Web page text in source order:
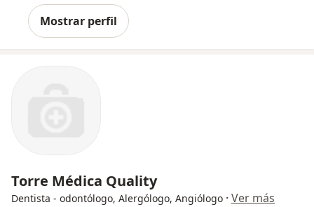
Mostrar perfil
Torre Médica Quality
Dentista - odontólogo, Alergólogo, Angiólogo · Ver más